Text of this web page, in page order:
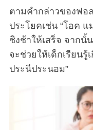
ตามคำกล่าวของฟอ
ประโยคเช่น “โอค
ชิงช้าให้เสร็จ จากนั้น
จะช่วยให้เด็กเรียน
ประนีประนอม”